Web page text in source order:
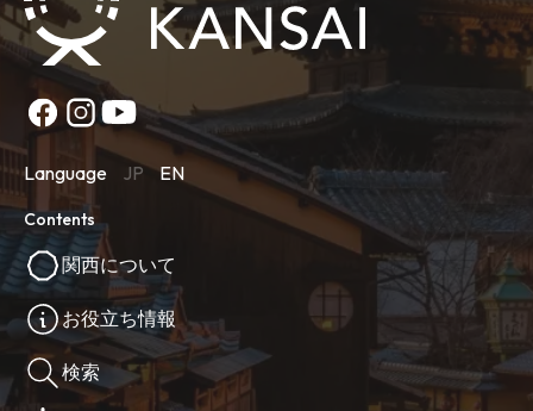
Language JP EN
Contents
関西について
お役立ち情報
検索